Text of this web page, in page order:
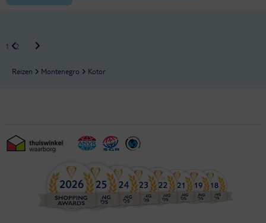
1 2
Reizen Montenegro Kotor